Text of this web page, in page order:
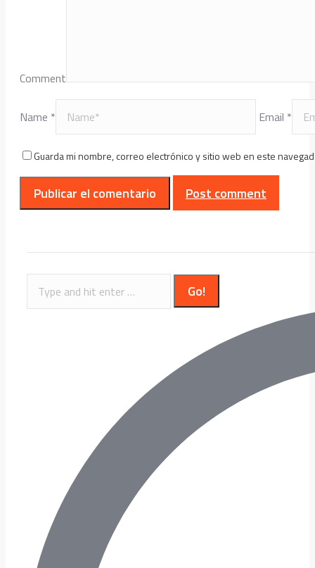
Comment
Name * Email *
Guarda mi nombre, correo electrónico y sitio web en este
Post comment